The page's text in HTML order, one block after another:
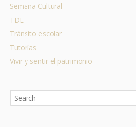
Semana Cultural
TDE
Tránsito escolar
Tutorías
Vivir y sentir el patrimonio